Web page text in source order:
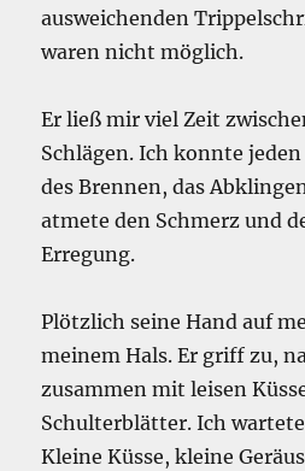
ausweichenden
waren nicht möglich.
Er ließ mir viel Zeit
Schlägen. Ich konnte
des Brennen, das
atmete den Schmerz und
Erregung.
Plötzlich seine Hand auf
meinem Hals. Er griff zu,
zusammen mit leisen
Schulterblätter. Ich
Kleine Küsse, kleine